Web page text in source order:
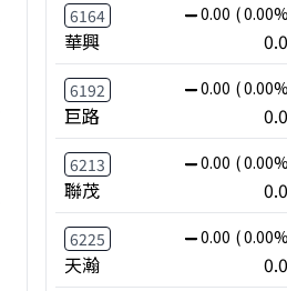
6164 0.00 (
華興
6192 0.00 (
巨路
6213 0.00 (
聯茂
6225 0.00 (
天瀚